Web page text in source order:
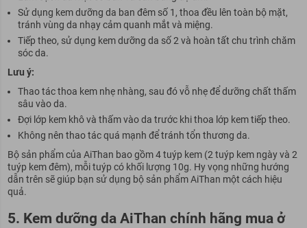
Sử dụng kem dưỡng da ban đêm số 1, thoa đều lên toàn bộ mặt,
tránh vùng da nhạy cảm quanh mắt và miệng.
Tiếp theo, sử dụng kem dưỡng da số 2 và hoàn tất chu trình chăm
sóc da.
Lưu ý:
Thao tác thoa kem nhẹ nhàng, sau đó vỗ nhẹ để dưỡng chất thấm
sâu vào da.
Đợi lớp kem khô và thấm vào da trước khi thoa lớp kem tiếp theo.
Không nên thao tác quá mạnh để tránh tổn thương da.
Bộ sản phẩm của AiThan bao gồm 4 tuýp kem (2 tuýp kem ngày và 2
tuýp kem đêm), mỗi tuýp có khối lượng 10g. Hy vọng những hướng
dẫn trên sẽ giúp bạn sử dụng bộ sản phẩm AiThan một cách hiệu
quả.
5. Kem dưỡng da AiThan chính hãng mua ở